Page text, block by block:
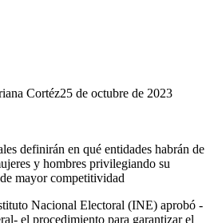
Cortéz25 de octubre de 2023
definirán en qué entidades habrán de
y hombres privilegiando su
mayor competitividad
Nacional Electoral (INE) aprobó -
el procedimiento para garantizar el